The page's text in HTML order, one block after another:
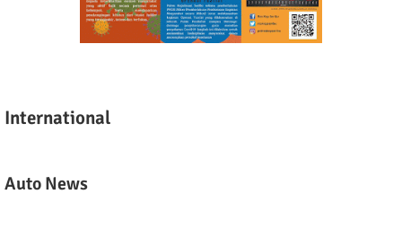
International
Auto News